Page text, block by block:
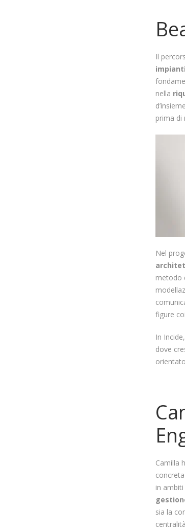
Il
nella
prima di
Nel
metodo
figure
In
dove
Camilla
in
sia la